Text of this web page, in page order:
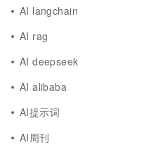
AI langchain
AI rag
AI deepseek
AI alibaba
AI提示词
AI周刊